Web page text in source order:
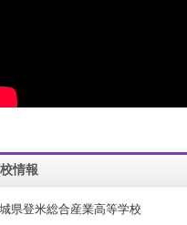
情報
県登米総合産業高等学校